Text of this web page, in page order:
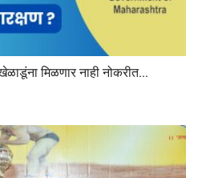
मिळणार नाही नोकरीत...